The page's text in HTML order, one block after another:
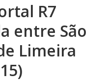
R7
entre São
Limeira